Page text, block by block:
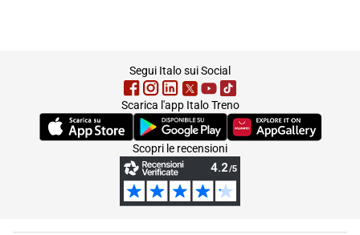
Segui Italo sui Social
Scarica l'app Italo Treno
(Si apre in una nuova scheda)(Si apre in una nuova scheda)
(Si apre in una nuova
Scopri le recensioni